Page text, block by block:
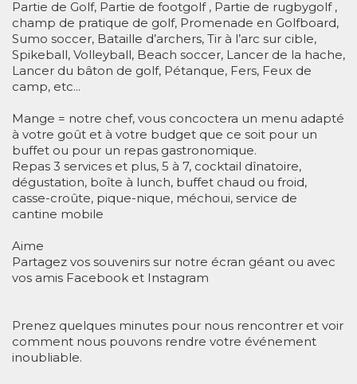
Partie de Golf, Partie de footgolf , Partie de rugbygolf ,
champ de pratique de golf, Promenade en Golfboard,
Sumo soccer, Bataille d’archers, Tir à l’arc sur cible,
Spikeball, Volleyball, Beach soccer, Lancer de la hache,
Lancer du bâton de golf, Pétanque, Fers, Feux de
camp, etc...
Mange = notre chef, vous concoctera un menu adapté
à votre goût et à votre budget que ce soit pour un
buffet ou pour un repas gastronomique.
Repas 3 services et plus, 5 à 7, cocktail dînatoire,
dégustation, boîte à lunch, buffet chaud ou froid,
casse-croûte, pique-nique, méchoui, service de
cantine mobile
Aime
Partagez vos souvenirs sur notre écran géant ou avec
vos amis Facebook et Instagram
Prenez quelques minutes pour nous rencontrer et voir
comment nous pouvons rendre votre événement
inoubliable.